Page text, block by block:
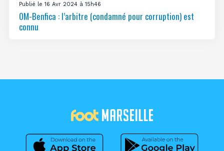
Publié le 16 Avr 2024 à 15h46
OM-Benfica : l’arbitre (condamné pour corruption) est
connu